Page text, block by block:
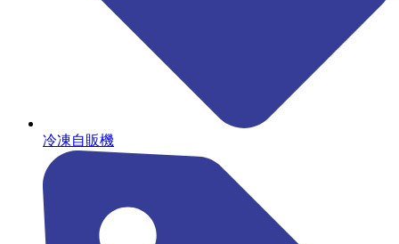
冷凍自販機